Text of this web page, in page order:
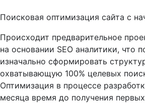
Поисковая оптимизация сайта с
Происходит предварительное
на основании SEO аналитики, что
изначально сформировать
охватывающую 100% целевых
Оптимизация в процессе
месяца время до получения первых